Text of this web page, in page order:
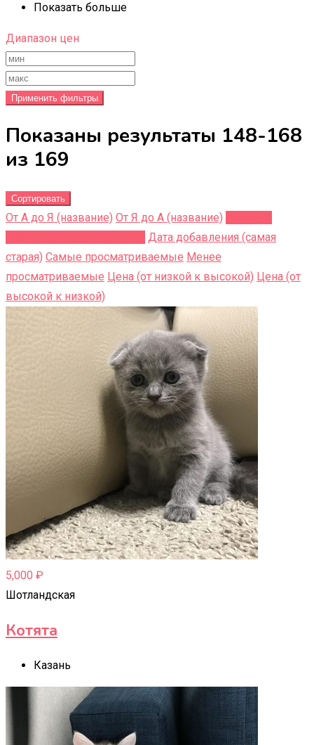
Показать больше
Диапазон цен
Применить фильтры
Показаны результаты 148-168
из 169
Сортировать
От А до Я (название) От Я до A (название)
Дата добавления (самая
старая) Самые просматриваемые Менее
просматриваемые Цена (от низкой к высокой) Цена (от
высокой к низкой)
5,000 ₽
Шотландская
Котята
Казань